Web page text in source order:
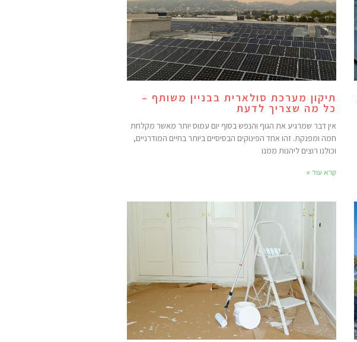
תיקון מערכת סולארית בבניין משותף –
כל מה שצריך לדעת
אין דבר שמרגיע את הגוף והנפש בסוף יום עמוס יותר מאשר מקלחת
חמה ומפנקת. זהו אחד הפינוקים הבסיסיים ביותר בחיים המודרניים,
וכולנו רוצים ליהנות ממנו
קרא עוד »